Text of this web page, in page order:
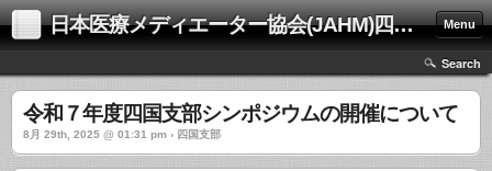
日本医療メディエーター協会(JAHM)四国支部 Menu
Search
令和７年度四国支部シンポジウムの開催について
8月 29th, 2025 @ 01:31 pm › 四国支部